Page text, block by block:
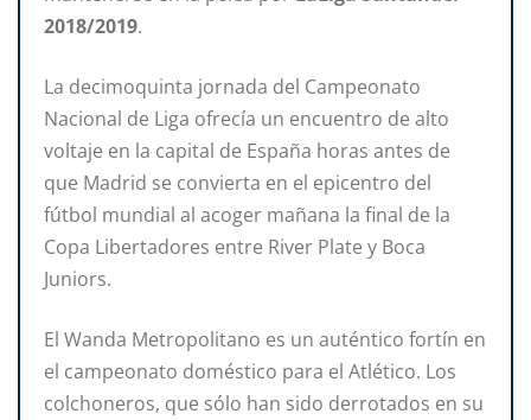
2018/2019.
La decimoquinta jornada del Campeonato
Nacional de Liga ofrecía un encuentro de alto
voltaje en la capital de España horas antes de
que Madrid se convierta en el epicentro del
fútbol mundial al acoger mañana la final de la
Copa Libertadores entre River Plate y Boca
Juniors.
El Wanda Metropolitano es un auténtico fortín en
el campeonato doméstico para el Atlético. Los
colchoneros, que sólo han sido derrotados en su